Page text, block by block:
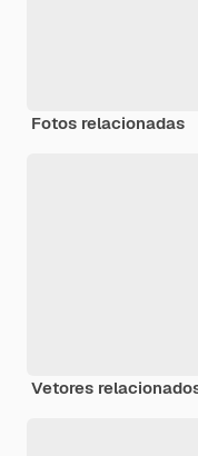
Fotos relacionadas
Vetores